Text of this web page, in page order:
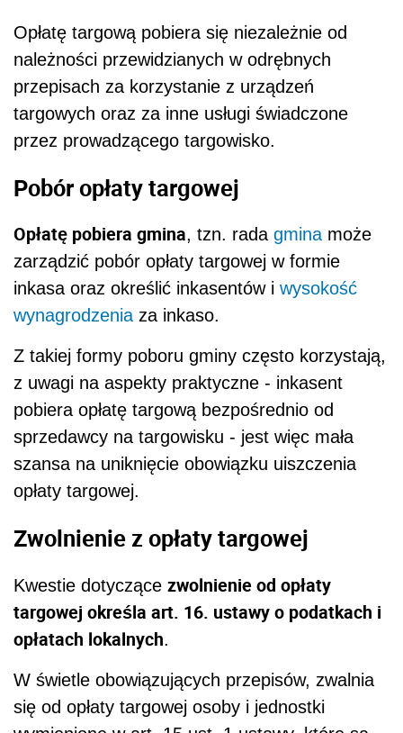
Opłatę targową pobiera się niezależnie od
należności przewidzianych w odrębnych
przepisach za korzystanie z urządzeń
targowych oraz za inne usługi świadczone
przez prowadzącego targowisko.
Pobór opłaty targowej
Opłatę pobiera gmina, tzn. rada gmina może
zarządzić pobór opłaty targowej w formie
inkasa oraz określić inkasentów i wysokość
wynagrodzenia za inkaso.
Z takiej formy poboru gminy często korzystają,
z uwagi na aspekty praktyczne - inkasent
pobiera opłatę targową bezpośrednio od
sprzedawcy na targowisku - jest więc mała
szansa na uniknięcie obowiązku uiszczenia
opłaty targowej.
Zwolnienie z opłaty targowej
Kwestie dotyczące zwolnienie od opłaty
targowej określa art. 16. ustawy o podatkach i
opłatach lokalnych.
W świetle obowiązujących przepisów, zwalnia
się od opłaty targowej osoby i jednostki